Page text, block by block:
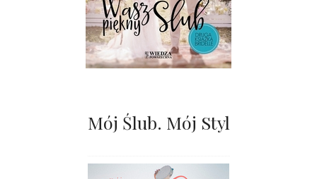
Mój Ślub. Mój Styl